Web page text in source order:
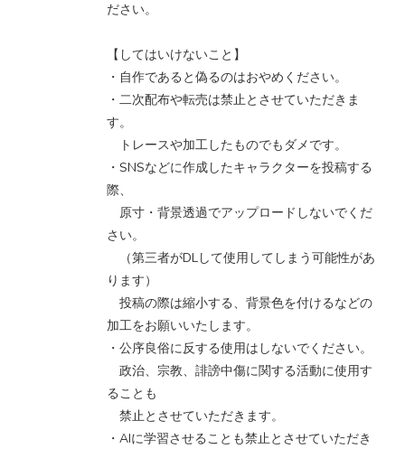
ださい。
【してはいけないこと】
・自作であると偽るのはおやめください。
・二次配布や転売は禁止とさせていただきま
す。
トレースや加工したものでもダメです。
・SNSなどに作成したキャラクターを投稿する
際、
原寸・背景透過でアップロードしないでくだ
さい。
（第三者がDLして使用してしまう可能性があ
ります）
投稿の際は縮小する、背景色を付けるなどの
加工をお願いいたします。
・公序良俗に反する使用はしないでください。
政治、宗教、誹謗中傷に関する活動に使用す
ることも
禁止とさせていただきます。
・AIに学習させることも禁止とさせていただき